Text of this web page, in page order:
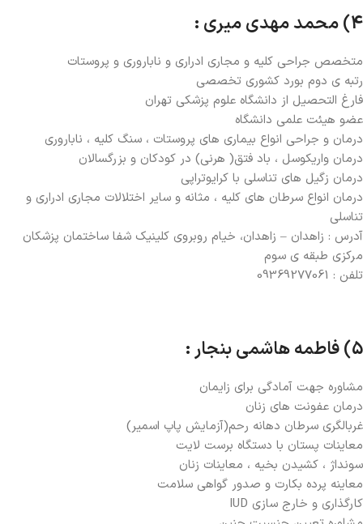
4) محمد مهدی میری :
متخصص جراحی کلیه و مجاری ادراری و ناباروری و پروستات
رتبه ی دوم بورد کشوری تخصصی
فارغ التحصیل از دانشگاه علوم پزشکی تهران
عضو هیئت علمی دانشگاه
درمان و جراحی انواع بیماری های پروستات ، سنگ کلیه ، ناباروری
درمان واریکوسل ، باد فتق( هرنی) در کودکان و بزرگسالان
درمان زگیل های تناسلی با کرایوتراپی
درمان انواع سرطان های کلیه ، مثانه و سایر اختلالات مجاری ادراری و
تناسلی
آدرس : زاهدان – زاهدان، خیام روبروی کلینیک شفا ساختمان پزشکان
مرکزی طبقه ی سوم
تلفن : 09369277061
5) فاطمه هاشمی بنجار :
مشاوره جهت آمادگی برای زایمان
درمان عفونت های زنان
غربالگری سرطان دهانه رحم(آزمایش پاپ اسمیر)
معاینات پستان با دستگاه برست لایت
سونداژ ، کشیدن بخیه ، معاینات زنان
معاینه پرده بکارت و صدور گواهی سلامت
کارگذاری و خارج سازی IUD